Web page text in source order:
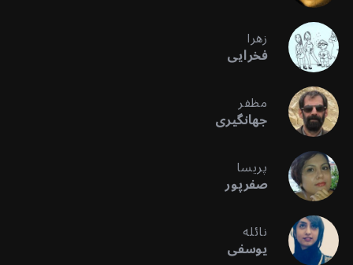
زهرا
فخرایی
مظفر
جهانگیری
پریسا
صفرپور
نائله
یوسفی